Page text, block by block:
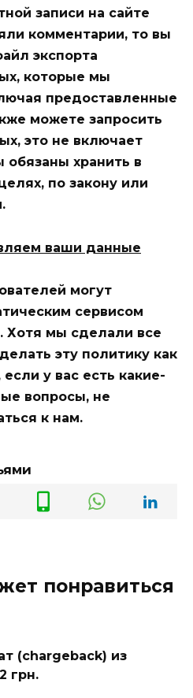
записи на сайте
комментарии, то вы
экспорта
которые мы
предоставленные
можете запросить
это не включает
хранить в
по закону или
ваши данные
могут
сервисом
Хотя мы сделали все
эту политику как
у вас есть какие-
вопросы, не
к нам.
понравиться
(chargeback) из
грн.